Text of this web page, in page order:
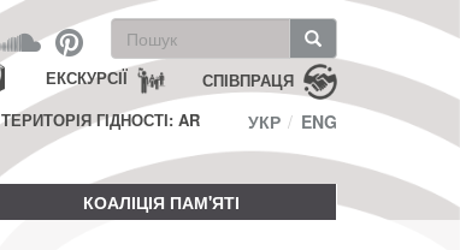
Пошукова
форма
Пошук СПІВПРАЦЯ
ЕКСКУРСІЇ
ТЕРИТОРІЯ ГІДНОСТІ: AR
УКР ENG
КОАЛІЦІЯ ПАМ'ЯТІ